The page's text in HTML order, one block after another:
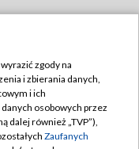
zgody na
i zbierania danych,
i ich
osobowych przez
dalej również „TVP”),
Zaufanych